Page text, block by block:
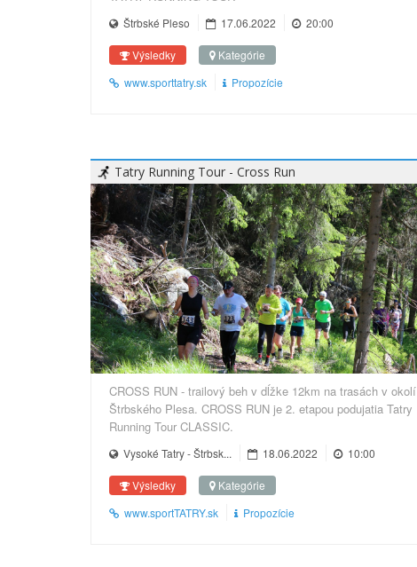
Štrbské Pleso 17.06.2022 20:00
Výsledky
Kategórie
www.sporttatry.sk
Propozície
Tatry Running Tour - Cross Run
CROSS RUN - trailový beh v dĺžke 12km na trasách v okolí
Štrbského Plesa. CROSS RUN je 2. etapou podujatia Tatry
Running Tour CLASSIC.
Vysoké Tatry - Štrbsk... 18.06.2022 10:00
Výsledky
Kategórie
www.sportTATRY.sk
Propozície